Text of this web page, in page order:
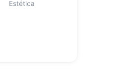
Estética